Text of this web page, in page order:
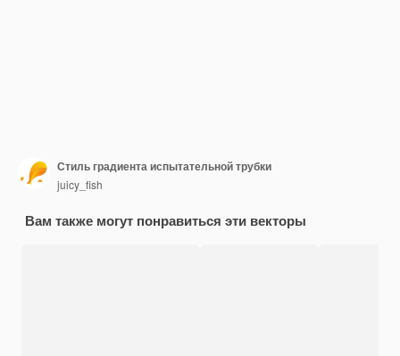
Стиль градиента испытательной трубки
juicy_fish
Вам также могут понравиться эти векторы